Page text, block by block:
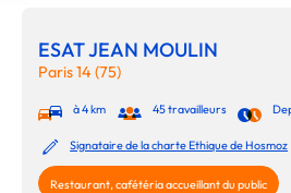
ESAT JEAN MOULIN
Paris 14 (75)
à 4 km 45 travailleurs
Signataire de la charte Ethique de Hosmoz
Restaurant, cafétéria accueillant du public